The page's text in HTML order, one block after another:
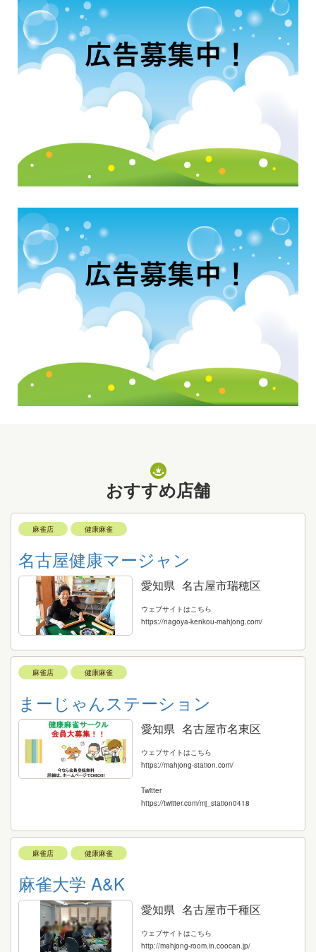
おすすめ店舗
麻雀店 健康麻雀
名古屋健康マージャン
愛知県 名古屋市瑞穂区
ウェブサイトはこちら
https://nagoya-kenkou-mahjong.com/
麻雀店 健康麻雀
まーじゃんステーション
愛知県 名古屋市名東区
ウェブサイトはこちら
https://mahjong-station.com/
Twitter
https://twitter.com/mj_station0418
麻雀店 健康麻雀
麻雀大学 A&K
愛知県 名古屋市千種区
ウェブサイトはこちら
http://mahjong-room.in.coocan.jp/